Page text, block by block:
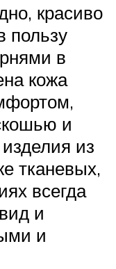
красиво
пользу
в
кожа
и
из
тканевых,
всегда
и
и